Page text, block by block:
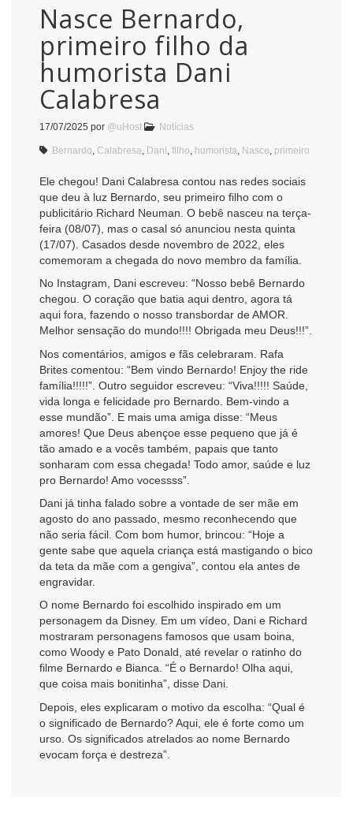
Nasce Bernardo,
primeiro filho da
humorista Dani
Calabresa
17/07/2025 por @uHost Notícias
Bernardo Calabresa Dani filho humorista Nasce primeiro
Ele chegou! Dani Calabresa contou nas redes sociais
que deu à luz Bernardo, seu primeiro filho com o
publicitário Richard Neuman. O bebê nasceu na terça-
feira (08/07), mas o casal só anunciou nesta quinta
(17/07). Casados desde novembro de 2022, eles
comemoram a chegada do novo membro da família.
No Instagram, Dani escreveu: “Nosso bebê Bernardo
chegou. O coração que batia aqui dentro, agora tá
aqui fora, fazendo o nosso transbordar de AMOR.
Melhor sensação do mundo!!!! Obrigada meu Deus!!!”.
Nos comentários, amigos e fãs celebraram. Rafa
Brites comentou: “Bem vindo Bernardo! Enjoy the ride
família!!!!!”. Outro seguidor escreveu: “Viva!!!!! Saúde,
vida longa e felicidade pro Bernardo. Bem-vindo a
esse mundão”. E mais uma amiga disse: “Meus
amores! Que Deus abençoe esse pequeno que já é
tão amado e a vocês também, papais que tanto
sonharam com essa chegada! Todo amor, saúde e luz
pro Bernardo! Amo vocessss”.
Dani já tinha falado sobre a vontade de ser mãe em
agosto do ano passado, mesmo reconhecendo que
não seria fácil. Com bom humor, brincou: “Hoje a
gente sabe que aquela criança está mastigando o bico
da teta da mãe com a gengiva”, contou ela antes de
engravidar.
O nome Bernardo foi escolhido inspirado em um
personagem da Disney. Em um vídeo, Dani e Richard
mostraram personagens famosos que usam boina,
como Woody e Pato Donald, até revelar o ratinho do
filme Bernardo e Bianca. “É o Bernardo! Olha aqui,
que coisa mais bonitinha”, disse Dani.
Depois, eles explicaram o motivo da escolha: “Qual é
o significado de Bernardo? Aqui, ele é forte como um
urso. Os significados atrelados ao nome Bernardo
evocam força e destreza”.